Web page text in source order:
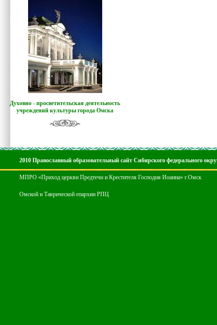
Духовно - просветительская деятельность
учреждений культуры города Омска
2010 Православный образовательный сайт Сибирского федерального
МПРО «Приход церкви Предтечи и Крестителя Господня Иоанна» г.Омск
Омской и Таврической епархии РПЦ